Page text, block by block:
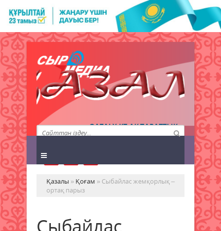
QAZALY.KZ АҚПАРАТТЫҚ
АГЕНТТІГІ
Қазалы » Қоғам » Сыбайлас жемқорлық –
ортақ парыз
Сыбайлас